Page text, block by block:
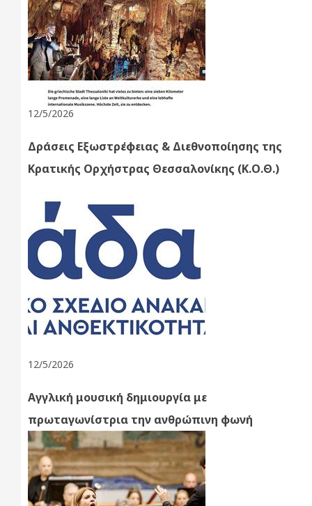
12/5/2026
Δράσεις Εξωστρέφειας & Διεθνοποίησης της
Κρατικής Ορχήστρας Θεσσαλονίκης (Κ.Ο.Θ.)
12/5/2026
Αγγλική μουσική δημιουργία με
πρωταγωνίστρια την ανθρώπινη φωνή